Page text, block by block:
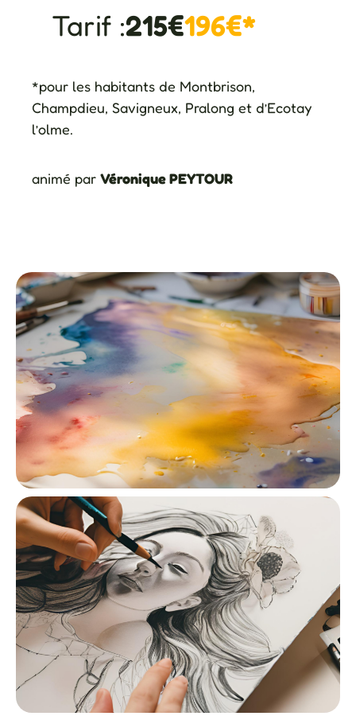
Tarif :215€196€*
*pour les habitants de Montbrison,
Champdieu, Savigneux, Pralong et d’Ecotay
l’olme.
animé par Véronique PEYTOUR